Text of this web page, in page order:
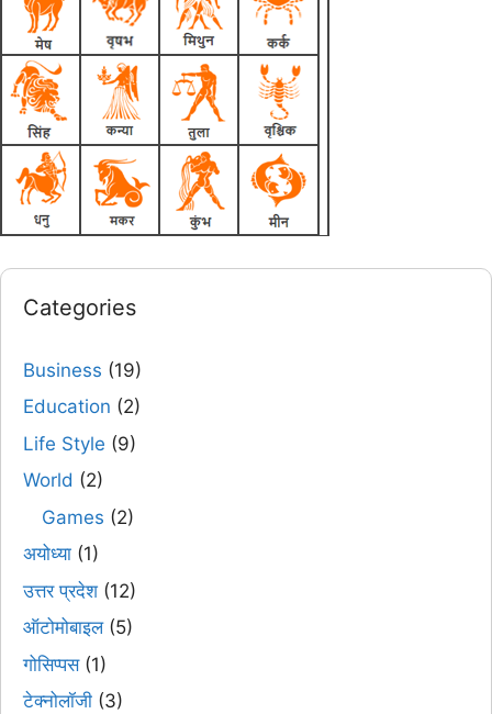
Categories
Business (19)
Education (2)
Life Style (9)
World (2)
Games (2)
अयोध्या (1)
उत्तर प्रदेश(12)
ऑटोमोबाइल(5)
गोसिप्पस(1)
टेक्नोलॉजी (3)